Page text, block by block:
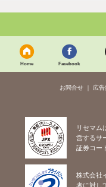
Home Facebook
お問合せ 広
リセマム
営するサ
証券コー
株式会社
者に対し